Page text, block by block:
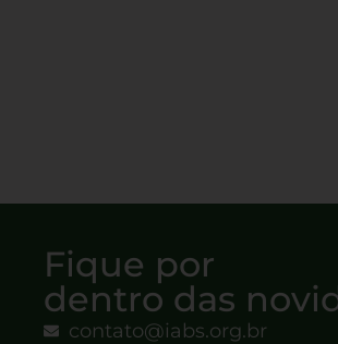
Fique por
dentro das
contato@iabs.org.br